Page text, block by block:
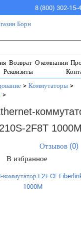
8 (800) 302-15-
Возврат О компании
Реквизиты
> Коммутаторы >
>
2F8T 1000M
Отзывов (0)
В избранное